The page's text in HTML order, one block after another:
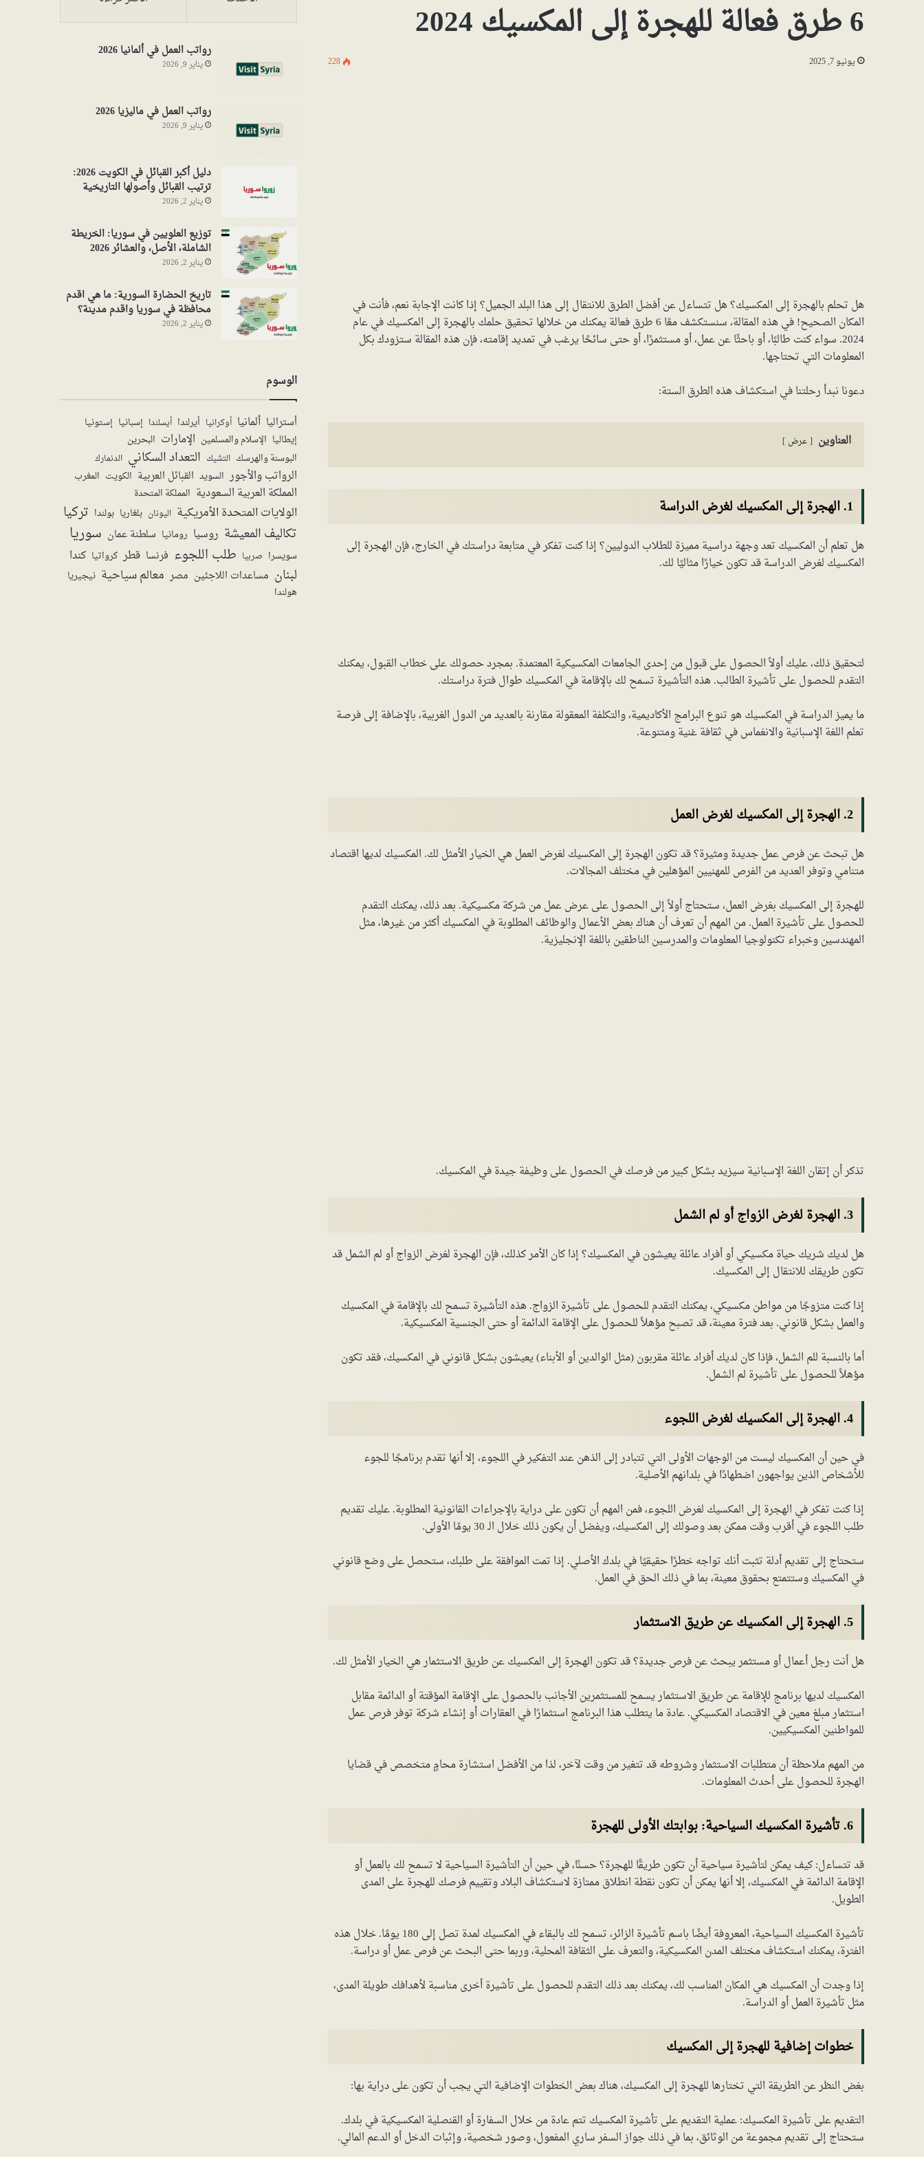
6 طرق فعالة للهجرة إلى المكسيك 2024
يونيو 7, 2025 228
هل تحلم بالهجرة إلى المكسيك؟ هل تتساءل عن أفضل الطرق للانتقال إلى هذا البلد الجميل؟ إذا كانت الإجابة نعم، فأنت في
المكان الصحيح! في هذه المقالة، سنستكشف معًا 6 طرق فعالة يمكنك من خلالها تحقيق حلمك بالهجرة إلى المكسيك في عام
2024. سواء كنت طالبًا، أو باحثًا عن عمل، أو مستثمرًا، أو حتى سائحًا يرغب في تمديد إقامته، فإن هذه المقالة ستزودك بكل
المعلومات التي تحتاجها.
دعونا نبدأ رحلتنا في استكشاف هذه الطرق الستة:
العناوين عرض
1. الهجرة إلى المكسيك لغرض الدراسة
هل تعلم أن المكسيك تعد وجهة دراسية مميزة للطلاب الدوليين؟ إذا كنت تفكر في متابعة دراستك في الخارج، فإن الهجرة إلى
المكسيك لغرض الدراسة قد تكون خيارًا مثاليًا لك.
لتحقيق ذلك، عليك أولاً الحصول على قبول من إحدى الجامعات المكسيكية المعتمدة. بمجرد حصولك على خطاب القبول، يمكنك
التقدم للحصول على تأشيرة الطالب. هذه التأشيرة تسمح لك بالإقامة في المكسيك طوال فترة دراستك.
ما يميز الدراسة في المكسيك هو تنوع البرامج الأكاديمية، والتكلفة المعقولة مقارنة بالعديد من الدول الغربية، بالإضافة إلى فرصة
تعلم اللغة الإسبانية والانغماس في ثقافة غنية ومتنوعة.
2. الهجرة إلى المكسيك لغرض العمل
هل تبحث عن فرص عمل جديدة ومثيرة؟ قد تكون الهجرة إلى المكسيك لغرض العمل هي الخيار الأمثل لك. المكسيك لديها اقتصاد
متنامي وتوفر العديد من الفرص للمهنيين المؤهلين في مختلف المجالات.
للهجرة إلى المكسيك بغرض العمل، ستحتاج أولاً إلى الحصول على عرض عمل من شركة مكسيكية. بعد ذلك، يمكنك التقدم
للحصول على تأشيرة العمل. من المهم أن تعرف أن هناك بعض الأعمال والوظائف المطلوبة في المكسيك أكثر من غيرها، مثل
المهندسين وخبراء تكنولوجيا المعلومات والمدرسين الناطقين باللغة الإنجليزية.
تذكر أن إتقان اللغة الإسبانية سيزيد بشكل كبير من فرصك في الحصول على وظيفة جيدة في المكسيك.
3. الهجرة لغرض الزواج أو لم الشمل
هل لديك شريك حياة مكسيكي أو أفراد عائلة يعيشون في المكسيك؟ إذا كان الأمر كذلك، فإن الهجرة لغرض الزواج أو لم الشمل قد
تكون طريقك للانتقال إلى المكسيك.
إذا كنت متزوجًا من مواطن مكسيكي، يمكنك التقدم للحصول على تأشيرة الزواج. هذه التأشيرة تسمح لك بالإقامة في المكسيك
والعمل بشكل قانوني. بعد فترة معينة، قد تصبح مؤهلاً للحصول على الإقامة الدائمة أو حتى الجنسية المكسيكية.
أما بالنسبة للم الشمل، فإذا كان لديك أفراد عائلة مقربون (مثل الوالدين أو الأبناء) يعيشون بشكل قانوني في المكسيك، فقد تكون
مؤهلاً للحصول على تأشيرة لم الشمل.
4. الهجرة إلى المكسيك لغرض اللجوء
في حين أن المكسيك ليست من الوجهات الأولى التي تتبادر إلى الذهن عند التفكير في اللجوء، إلا أنها تقدم برنامجًا للجوء
للأشخاص الذين يواجهون اضطهادًا في بلدانهم الأصلية.
إذا كنت تفكر في الهجرة إلى المكسيك لغرض اللجوء، فمن المهم أن تكون على دراية بالإجراءات القانونية المطلوبة. عليك تقديم
طلب اللجوء في أقرب وقت ممكن بعد وصولك إلى المكسيك، ويفضل أن يكون ذلك خلال الـ 30 يومًا الأولى.
ستحتاج إلى تقديم أدلة تثبت أنك تواجه خطرًا حقيقيًا في بلدك الأصلي. إذا تمت الموافقة على طلبك، ستحصل على وضع قانوني
في المكسيك وستتمتع بحقوق معينة، بما في ذلك الحق في العمل.
5. الهجرة إلى المكسيك عن طريق الاستثمار
هل أنت رجل أعمال أو مستثمر يبحث عن فرص جديدة؟ قد تكون الهجرة إلى المكسيك عن طريق الاستثمار هي الخيار الأمثل لك.
المكسيك لديها برنامج للإقامة عن طريق الاستثمار يسمح للمستثمرين الأجانب بالحصول على الإقامة المؤقتة أو الدائمة مقابل
استثمار مبلغ معين في الاقتصاد المكسيكي. عادة ما يتطلب هذا البرنامج استثمارًا في العقارات أو إنشاء شركة توفر فرص عمل
للمواطنين المكسيكيين.
من المهم ملاحظة أن متطلبات الاستثمار وشروطه قد تتغير من وقت لآخر، لذا من الأفضل استشارة محامٍ متخصص في قضايا
الهجرة للحصول على أحدث المعلومات.
6. تأشيرة المكسيك السياحية: بوابتك الأولى للهجرة
قد تتساءل: كيف يمكن لتأشيرة سياحية أن تكون طريقًا للهجرة؟ حسنًا، في حين أن التأشيرة السياحية لا تسمح لك بالعمل أو
الإقامة الدائمة في المكسيك، إلا أنها يمكن أن تكون نقطة انطلاق ممتازة لاستكشاف البلاد وتقييم فرصك للهجرة على المدى
الطويل.
تأشيرة المكسيك السياحية، المعروفة أيضًا باسم تأشيرة الزائر، تسمح لك بالبقاء في المكسيك لمدة تصل إلى 180 يومًا. خلال هذه
الفترة، يمكنك استكشاف مختلف المدن المكسيكية، والتعرف على الثقافة المحلية، وربما حتى البحث عن فرص عمل أو دراسة.
إذا وجدت أن المكسيك هي المكان المناسب لك، يمكنك بعد ذلك التقدم للحصول على تأشيرة أخرى مناسبة لأهدافك طويلة المدى،
مثل تأشيرة العمل أو الدراسة.
خطوات إضافية للهجرة إلى المكسيك
بغض النظر عن الطريقة التي تختارها للهجرة إلى المكسيك، هناك بعض الخطوات الإضافية التي يجب أن تكون على دراية بها:
التقديم على تأشيرة المكسيك: عملية التقديم على تأشيرة المكسيك تتم عادة من خلال السفارة أو القنصلية المكسيكية في بلدك.
ستحتاج إلى تقديم مجموعة من الوثائق، بما في ذلك جواز السفر ساري المفعول، وصور شخصية، وإثبات الدخل أو الدعم المالي.
رواتب العمل في ألمانيا 2026
يناير 9, 2026
رواتب العمل في ماليزيا 2026
يناير 9, 2026
دليل أكبر القبائل في الكويت 2026:
ترتيب القبائل وأصولها التاريخية
يناير 2, 2026
توزيع العلويين في سوريا: الخريطة
الشاملة، الأصل، والعشائر 2026
يناير 2, 2026
تاريخ الحضارة السورية: ما هي اقدم
محافظة في سوريا واقدم مدينة؟
يناير 2, 2026
الوسوم
أستراليا ألمانيا أوكرانيا أيرلندا أيسلندا إسبانيا إستونيا
إيطاليا الإسلام والمسلمين الإمارات البحرين
البوسنة والهرسك التشيك التعداد السكاني الدنمارك
الرواتب والأجور السويد القبائل العربية الكويت المغرب
المملكة العربية السعودية المملكة المتحدة
الولايات المتحدة الأمريكية اليونان بلغاريا بولندا تركيا
تكاليف المعيشة روسيا رومانيا سلطنة عمان سوريا
سويسرا صربيا طلب اللجوء فرنسا قطر كرواتيا كندا
لبنان مساعدات اللاجئين مصر معالم سياحية نيجيريا
هولندا